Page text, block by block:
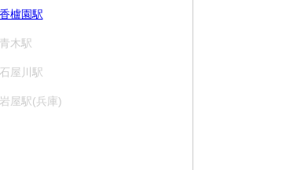
香櫨園駅
青木駅
石屋川駅
岩屋駅(兵庫)